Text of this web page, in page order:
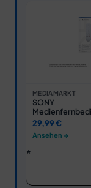
MEDIAMARKT
SONY
PS5 Zubehör,
29,99 €
Ansehen →